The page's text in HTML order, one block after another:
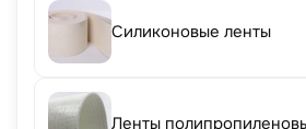
Силиконовые ленты
Ленты